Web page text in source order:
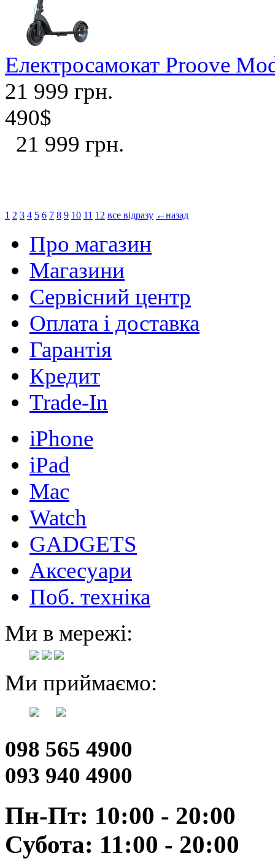
Електросамокат Proove
21 999 грн.
490$
21 999 грн.
1 2 3 4 5 6 7 8 9 10 11 12 все відразу ←назад
Про магазин
Магазини
Сервісний центр
Оплата і доставка
Гарантія
Кредит
Trade-In
iPhone
iPad
Mac
Watch
GADGETS
Аксесуари
Поб. техніка
Ми в мережі:
Ми приймаємо:
098 565 4900
093 940 4900
Пн-Пт: 10:00 - 20:00
Субота: 11:00 - 20:00